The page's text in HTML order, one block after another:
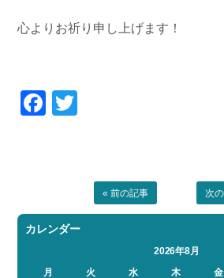
心よりお祈り申し上げます！
Facebook
« 前の記事 次
カレンダー
2026年8月
月
火 水 木 金